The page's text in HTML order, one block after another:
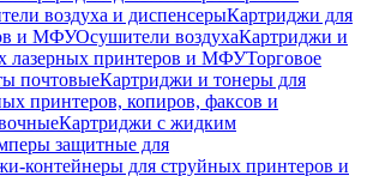
воздуха и диспенсерыКартриджи для
и МФУОсушители воздухаКартриджи и
лазерных принтеров и МФУТорговое
почтовыеКартриджи и тонеры для
принтеров, копиров, факсов и
Картриджи с жидким
защитные для
контейнеры для струйных принтеров и